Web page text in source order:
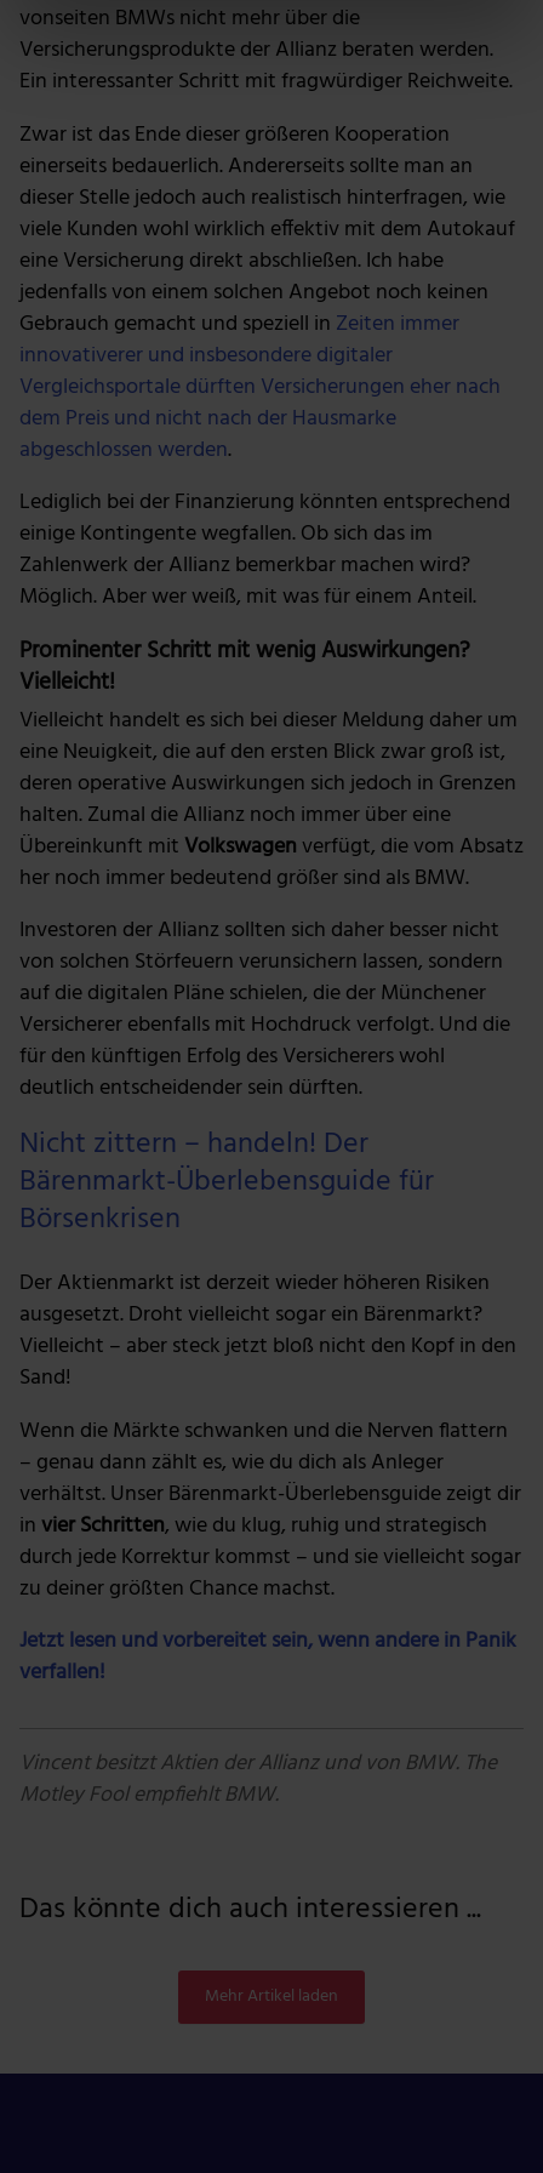
bestimmten Merkmalen (Fingerprinting) identifizieren
Erfahren Sie mehr darüber, wie Ihre persönlichen Daten
verarbeitet werden, und legen Sie Ihre Präferenzen im
Wir verwenden Cookies, um Inhalte und Anzeigen zu
personalisieren, Funktionen für soziale Medien anbieten
zu können und die Zugriffe auf unsere Website zu
deiner Verwendung unserer Website an unsere Partner
für soziale Medien, Werbung und Analysen weiter.
Unsere Partner führen diese Informationen
möglicherweise mit weiteren Daten zusammen, die du
ihnen bereitgestellt hast oder die sie im Rahmen deiner
Nutzung der Dienste gesammelt haben.
vonseiten BMWs nicht mehr über die
Versicherungsprodukte der Allianz beraten werden.
Ein interessanter Schritt mit fragwürdiger Reichweite.
Zwar ist das Ende dieser größeren Kooperation
einerseits bedauerlich. Andererseits sollte man an
dieser Stelle jedoch auch realistisch hinterfragen, wie
viele Kunden wohl wirklich effektiv mit dem Autokauf
eine Versicherung direkt abschließen. Ich habe
jedenfalls von einem solchen Angebot noch keinen
Gebrauch gemacht und speziell in Zeiten immer
innovativerer und insbesondere digitaler
Vergleichsportale dürften Versicherungen eher nach
dem Preis und nicht nach der Hausmarke
abgeschlossen werden.
Lediglich bei der Finanzierung könnten entsprechend
einige Kontingente wegfallen. Ob sich das im
Zahlenwerk der Allianz bemerkbar machen wird?
Möglich. Aber wer weiß, mit was für einem Anteil.
Prominenter Schritt mit wenig Auswirkungen?
Vielleicht!
Vielleicht handelt es sich bei dieser Meldung daher um
eine Neuigkeit, die auf den ersten Blick zwar groß ist,
deren operative Auswirkungen sich jedoch in Grenzen
halten. Zumal die Allianz noch immer über eine
Übereinkunft mit Volkswagenverfügt, die vom Absatz
her noch immer bedeutend größer sind als BMW.
Investoren der Allianz sollten sich daher besser nicht
von solchen Störfeuern verunsichern lassen, sondern
auf die digitalen Pläne schielen, die der Münchener
Versicherer ebenfalls mit Hochdruck verfolgt. Und die
für den künftigen Erfolg des Versicherers wohl
deutlich entscheidender sein dürften.
Nicht zittern – handeln! Der
Bärenmarkt-Überlebensguide für
Börsenkrisen
Der Aktienmarkt ist derzeit wieder höheren Risiken
ausgesetzt. Droht vielleicht sogar ein Bärenmarkt?
Vielleicht – aber steck jetzt bloß nicht den Kopf in den
Sand!
Wenn die Märkte schwanken und die Nerven flattern
– genau dann zählt es, wie du dich als Anleger
verhältst. Unser Bärenmarkt-Überlebensguide zeigt dir
invier Schritten, wie du klug, ruhig und strategisch
durch jede Korrektur kommst – und sie vielleicht sogar
zu deiner größten Chance machst.
Jetzt lesen und vorbereitet sein, wenn andere in Panik
verfallen!
Vincent besitzt Aktien der Allianz und von BMW. The
Motley Fool empfiehlt BMW.
Das könnte dich auch interessieren ...
Mehr Artikel laden